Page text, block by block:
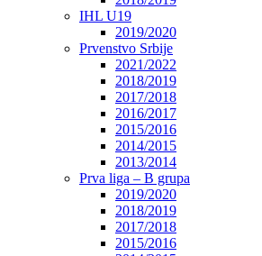
IHL U19
2019/2020
Prvenstvo Srbije
2021/2022
2018/2019
2017/2018
2016/2017
2015/2016
2014/2015
2013/2014
Prva liga – B grupa
2019/2020
2018/2019
2017/2018
2015/2016